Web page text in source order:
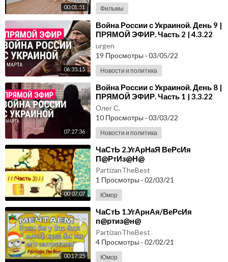
00:01:51 Фильмы
06:35:15
⁣Война России с Украиной. День 9 |
ПРЯМОЙ ЭФИР. Часть 2 | 4.3.22
urgen
19 Просмотры · 03/05/22
Новости и политика
07:27:36
⁣Война России с Украиной. День 8 |
ПРЯМОЙ ЭФИР. Часть 1 | 3.3.22
Олег С.
10 Просмотры · 03/03/22
Новости и политика
00:07:07
⁣ЧаСтЬ 2.УгАрНаЯ ВеРсИя
П@РтИз@Н@
PartizanTheBest
1 Просмотры · 02/03/21
Юмор
00:17:25
⁣ЧаСтЬ 1.УгАрнАя/ВеРсИя
п@ртиз@н@
PartizanTheBest
4 Просмотры · 02/02/21
Юмор